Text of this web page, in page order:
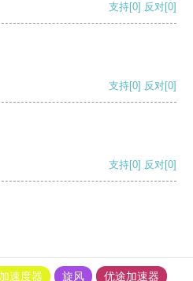
支持[0] 反对[0]
支持[0] 反对[0]
支持[0] 反对[0]
速度器 旋风 优途加速器